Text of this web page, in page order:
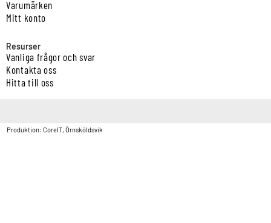
Varumärken
Mitt konto
Resurser
Vanliga frågor och svar
Kontakta oss
Hitta till oss
Produktion: CoreIT, Örnsköldsvik